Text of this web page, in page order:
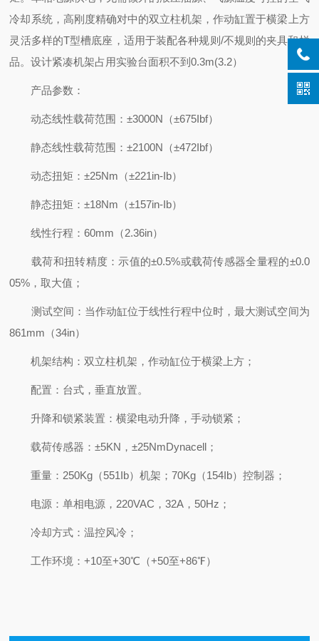
冷却系统，高刚度精确对中的双立柱机架，作动缸置于横梁上方
灵活多样的T型槽底座，适用于装配各种规则/不规则的夹具和样
品。设计紧凑机架占用实验台面积不到0.3m(3.2）
产品参数：
动态线性载荷范围：±3000N（±675Ibf）
静态线性载荷范围：±2100N（±472Ibf）
动态扭矩：±25Nm（±221in-Ib）
静态扭矩：±18Nm（±157in-Ib）
线性行程：60mm（2.36in）
载荷和扭转精度：示值的±0.5%或载荷传感器全量程的±0.0
05%，取大值；
测试空间：当作动缸位于线性行程中位时，最大测试空间为
861mm（34in）
机架结构：双立柱机架，作动缸位于横梁上方；
配置：台式，垂直放置。
升降和锁紧装置：横梁电动升降，手动锁紧；
载荷传感器：±5KN，±25NmDynacell；
重量：250Kg（551Ib）机架；70Kg（154Ib）控制器；
电源：单相电源，220VAC，32A，50Hz；
冷却方式：温控风冷；
工作环境：+10至+30℃（+50至+86℉）